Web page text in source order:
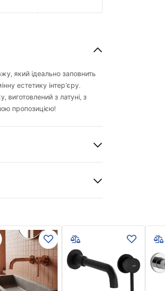
який ідеально заповнить
естетику інтер’єру.
виготовлений з латуні, з
пропозицією!
_5.pdf